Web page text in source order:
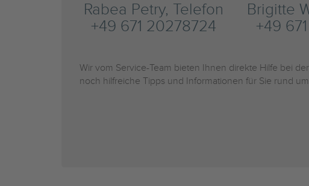
Rabea Petry, Telefon
+49 671 20278724
Brigitte
+49
Wir vom Service-Team bieten Ihnen direkte Hilfe bei
noch hilfreiche Tipps und Informationen für Sie rund